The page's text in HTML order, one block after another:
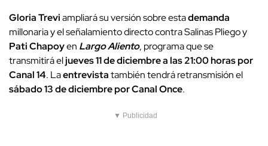
Gloria Treviampliará su versión sobre estademanda
millonaria y el señalamiento directo contra Salinas Pliego y
Pati Chapoyen Largo Aliento, programa que se
transmitirá eljueves 11 de diciembre a las 21:00 horas por
Canal 14. Laentrevistatambién tendrá retransmisión el
sábado 13 de diciembre por Canal Once.
▼ Publicidad